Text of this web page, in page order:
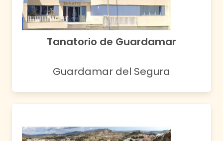
Tanatorio de Guardamar
Guardamar del Segura